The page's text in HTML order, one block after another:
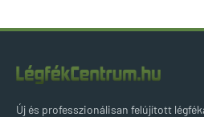
Új és professzionálisan felújított